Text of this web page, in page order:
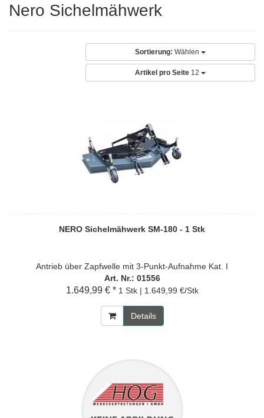
Nero Sichelmähwerk
Sortierung: Wählen
Artikel pro Seite 12
NERO Sichelmähwerk SM-180 - 1 Stk
Antrieb über Zapfwelle mit 3-Punkt-Aufnahme Kat. I
Art. Nr.: 01556
1.649,99 € * 1 Stk | 1.649,99 €/Stk
Details